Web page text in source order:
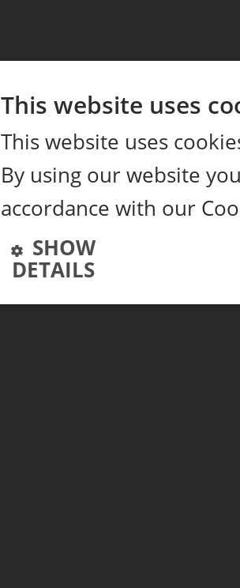
This website uses
This website uses
By using our website
accordance with our
SHOW
DETAILS